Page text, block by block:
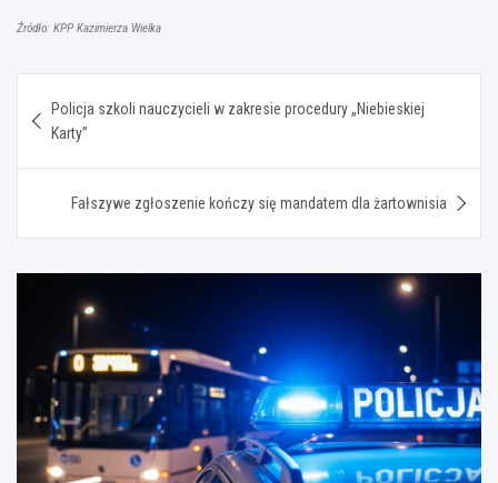
Źródło: KPP Kazimierza Wielka
wpisu
Policja szkoli nauczycieli w zakresie procedury „Niebieskiej
Karty”
Fałszywe zgłoszenie kończy się mandatem dla żartownisia